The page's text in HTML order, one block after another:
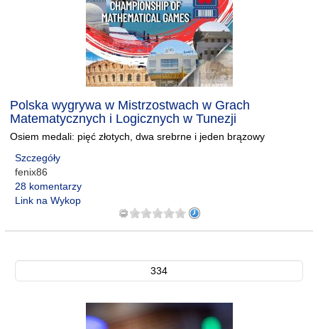
Polska wygrywa w Mistrzostwach w Grach
Matematycznych i Logicznych w Tunezji
Osiem medali: pięć złotych, dwa srebrne i jeden brązowy
Szczegóły
fenix86
28 komentarzy
Link na Wykop
334